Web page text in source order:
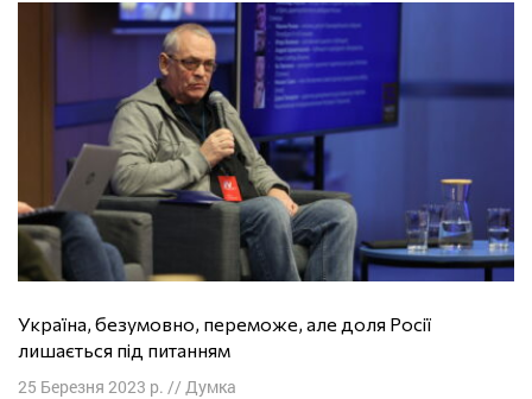
Україна, безумовно, переможе, але доля Росії
лишається під питанням
25 Березня 2023 р. // Думка